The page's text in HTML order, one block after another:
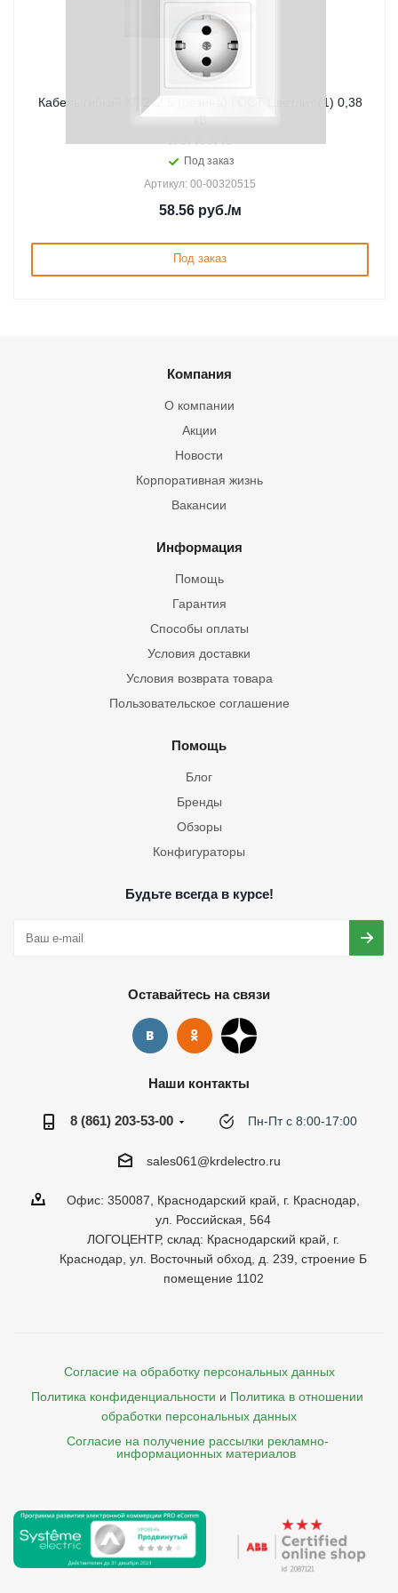
Кабель гибкий КГ 2х2,5 (резина) ГОСТ Цветлит (1) 0,38
кВ
Под заказ
Артикул: 00-00320515
58.56руб./м
Под заказ
Компания
О компании
Акции
Новости
Корпоративная жизнь
Вакансии
Информация
Помощь
Гарантия
Способы оплаты
Условия доставки
Условия возврата товара
Пользовательское соглашение
Помощь
Блог
Бренды
Обзоры
Конфигураторы
Будьте всегда в курсе!
Оставайтесь на связи
Наши контакты
8 (861) 203-53-00 Пн-Пт с 8:00-17:00
sales061@krdelectro.ru
Офис: 350087, Краснодарский край, г. Краснодар,
ул. Российская, 564
ЛОГОЦЕНТР, склад: Краснодарский край, г.
Краснодар, ул. Восточный обход, д. 239, строение Б
помещение 1102
Согласие на обработку персональных данных
Политика конфиденциальности и Политика в отношении
обработки персональных данных
Согласие на получение рассылки рекламно-
    информационных материалов